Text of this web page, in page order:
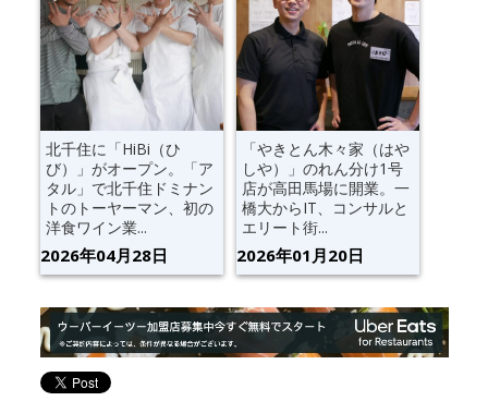
北千住に「HiBi（ひ
び）」がオープン。「ア
タル」で北千住ドミナン
トのトーヤーマン、初の
洋食ワイン業...
2026年04月28日
「やきとん木々家（はや
しや）」のれん分け1号
店が高田馬場に開業。一
橋大からIT、コンサルと
エリート街...
2026年01月20日